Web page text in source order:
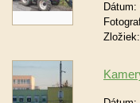
Dátum:
Zložiek: